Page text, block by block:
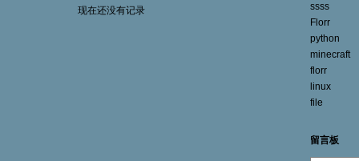
现在还没有记录
ssss
Florr
python
minecraft
florr
linux
file
留言板